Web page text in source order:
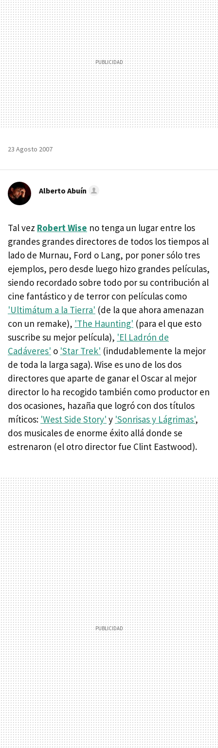
MAIL
23 Agosto 2007
Alberto Abuín
Tal vez Robert Wise no tenga un lugar entre los
grandes grandes directores de todos los tiempos al
lado de Murnau, Ford o Lang, por poner sólo tres
ejemplos, pero desde luego hizo grandes películas,
siendo recordado sobre todo por su contribución al
cine fantástico y de terror con películas como
'Ultimátum a la Tierra' (de la que ahora amenazan
con un remake), 'The Haunting' (para el que esto
suscribe su mejor película), 'El Ladrón de
Cadáveres' o 'Star Trek' (indudablemente la mejor
de toda la larga saga). Wise es uno de los dos
directores que aparte de ganar el Oscar al mejor
director lo ha recogido también como productor en
dos ocasiones, hazaña que logró con dos títulos
míticos: 'West Side Story' y 'Sonrisas y Lágrimas',
dos musicales de enorme éxito allá donde se
estrenaron (el otro director fue Clint Eastwood).